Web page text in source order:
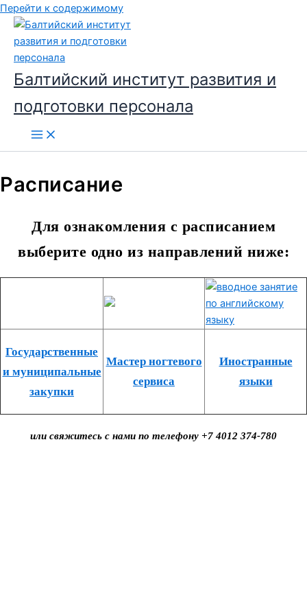
Перейти к содержимому
Балтийский институт развития и
подготовки персонала
Расписание
Для ознакомления с расписанием
выберите одно из направлений ниже:
Государственные
и муниципальные
закупки
Мастер ногтевого
сервиса
Иностранные
языки
или свяжитесь с нами по телефону +7 4012 374-780